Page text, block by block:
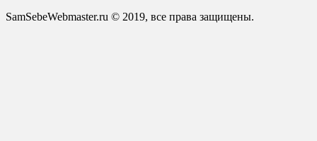
SamSebeWebmaster.ru © 2019, все права защищены.